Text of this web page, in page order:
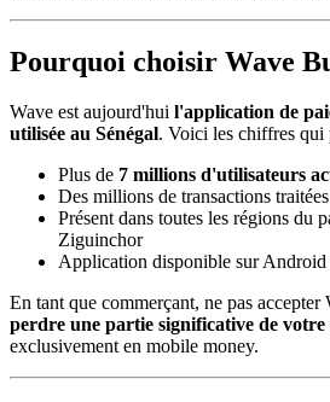
Pourquoi choisir Wave
Wave est aujourd'hui l'application de
utilisée au Sénégal. Voici les chiffres qui
Plus de 7 millions d'utilisateurs
Des millions de transactions traitées
Présent dans toutes les régions du
Ziguinchor
Application disponible sur Android
En tant que commerçant, ne pas accepter
perdre une partie significative de votre
exclusivement en mobile money.